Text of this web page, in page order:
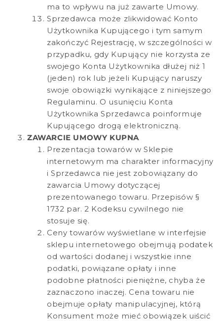
ma to wpływu na już zawarte Umowy.
Sprzedawca może zlikwidować Konto
Użytkownika Kupującego i tym samym
zakończyć Rejestrację, w szczególności w
przypadku, gdy Kupujący nie korzysta ze
swojego Konta Użytkownika dłużej niż 1
(jeden) rok lub jeżeli Kupujący naruszy
swoje obowiązki wynikające z niniejszego
Regulaminu. O usunięciu Konta
Użytkownika Sprzedawca poinformuje
Kupującego drogą elektroniczną.
ZAWARCIE UMOWY KUPNA
Prezentacja towarów w Sklepie
internetowym ma charakter informacyjny
i Sprzedawca nie jest zobowiązany do
zawarcia Umowy dotyczącej
prezentowanego towaru. Przepisów §
1732 par. 2 Kodeksu cywilnego nie
stosuje się.
Ceny towarów wyświetlane w interfejsie
sklepu internetowego obejmują podatek
od wartości dodanej i wszystkie inne
podatki, powiązane opłaty i inne
podobne płatności pieniężne, chyba że
zaznaczono inaczej. Cena towaru nie
obejmuje opłaty manipulacyjnej, którą
Konsument może mieć obowiązek uiścić